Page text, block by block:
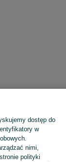
Skorzystaj z największego serwisu ogłoszeniowego - Swolszewice Duże i okolice! Kupuj to, czego pragniesz i sprzedawaj to, czego już nie potrzebujesz! Zobacz
dostęp do
w
nimi,
polityki